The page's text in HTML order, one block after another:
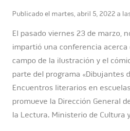
Publicado el martes, abril 5, 2022 a
El pasado viernes 23 de marzo,
impartió una conferencia
campo de la ilustración y el
parte del programa «Dibujantes
Encuentros literarios en
promueve la Dirección General
la Lectura. Ministerio de Cultura